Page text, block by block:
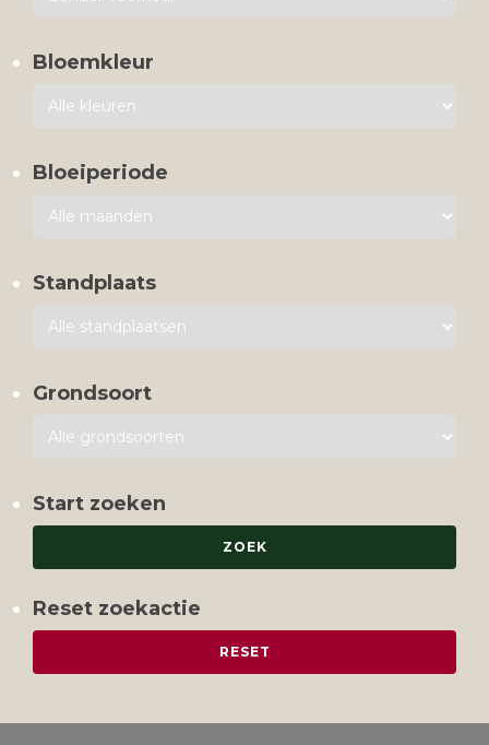
Bloemkleur
Bloeiperiode
Standplaats
Grondsoort
Start zoeken
Reset zoekactie